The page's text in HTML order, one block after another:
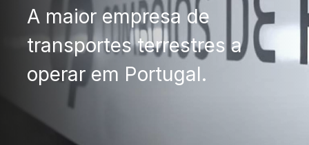
A maior empresa de
transportes terrestres a
operar em Portugal.